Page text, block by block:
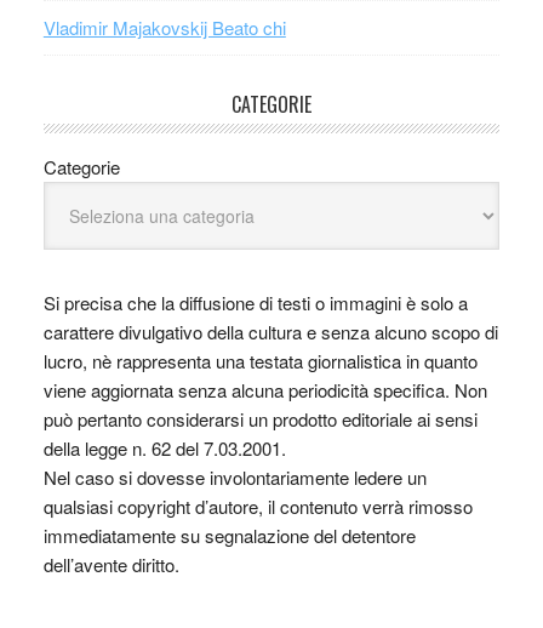
Vladimir Majakovskij Beato chi
CATEGORIE
Categorie
Si precisa che la diffusione di testi o immagini è solo a
carattere divulgativo della cultura e senza alcuno scopo di
lucro, nè rappresenta una testata giornalistica in quanto
viene aggiornata senza alcuna periodicità specifica. Non
può pertanto considerarsi un prodotto editoriale ai sensi
della legge n. 62 del 7.03.2001.
Nel caso si dovesse involontariamente ledere un
qualsiasi copyright d’autore, il contenuto verrà rimosso
immediatamente su segnalazione del detentore
dell’avente diritto.